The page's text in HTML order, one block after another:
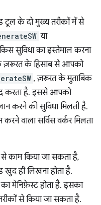
के दो मुख्य तरीकों में से
या
सुविधा का इस्तेमाल करना
ज़रूरत के हिसाब से आपको
, ज़रूरत के मुताबिक
करता है. इससे आपको
करने की सुविधा मिलती है.
वाला सर्विस वर्कर मिलता
काम किया जा सकता है,
ही लिखना होता है.
का मेनिफ़ेस्ट होता है. इसका
से किया जा सकता है.